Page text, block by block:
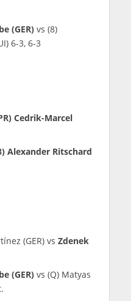
(GER)vs (8)
6-3, 6-3
Cedrik-Marcel
Alexander Ritschard
(GER) vs Zdenek
(GER)vs (Q) Matyas